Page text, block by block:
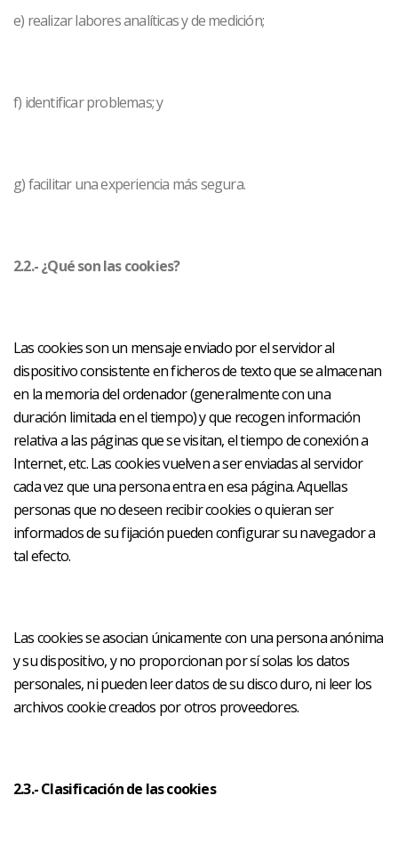
e) realizar labores analíticas y de medición;
f) identificar problemas; y
g) facilitar una experiencia más segura.
2.2.- ¿Qué son las cookies?
Las cookies son un mensaje enviado por el servidor al
dispositivo consistente en ficheros de texto que se almacenan
en la memoria del ordenador (generalmente con una
duración limitada en el tiempo) y que recogen información
relativa a las páginas que se visitan, el tiempo de conexión a
Internet, etc. Las cookies vuelven a ser enviadas al servidor
cada vez que una persona entra en esa página. Aquellas
personas que no deseen recibir cookies o quieran ser
informados de su fijación pueden configurar su navegador a
tal efecto.
Las cookies se asocian únicamente con una persona anónima
y su dispositivo, y no proporcionan por sí solas los datos
personales, ni pueden leer datos de su disco duro, ni leer los
archivos cookie creados por otros proveedores.
2.3.- Clasificación de las cookies